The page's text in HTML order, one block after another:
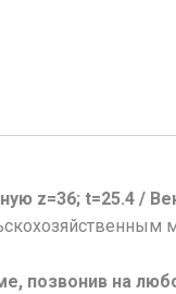
z=36; t=25.4 /
позвонив на